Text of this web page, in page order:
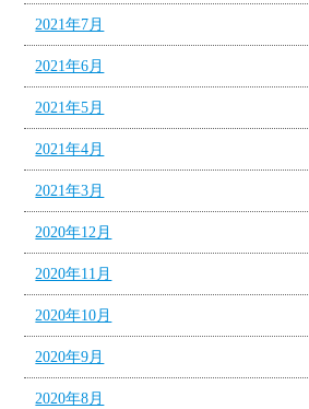
2021年7月
2021年6月
2021年5月
2021年4月
2021年3月
2020年12月
2020年11月
2020年10月
2020年9月
2020年8月